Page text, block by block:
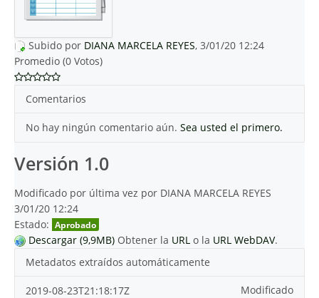
Subido por DIANA MARCELA REYES, 3/01/20 12:24
Promedio (0 Votos)
Comentarios
No hay ningún comentario aún. Sea usted el primero.
Versión 1.0
Modificado por última vez por DIANA MARCELA REYES
3/01/20 12:24
Estado: Aprobado
Descargar (9,9MB) Obtener la URL o la URL WebDAV.
Metadatos extraídos automáticamente
Modificado
2019-08-23T21:18:17Z